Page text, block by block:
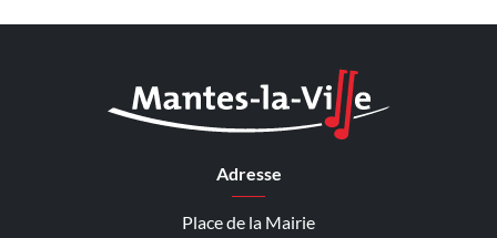
Adresse
Place de la Mairie